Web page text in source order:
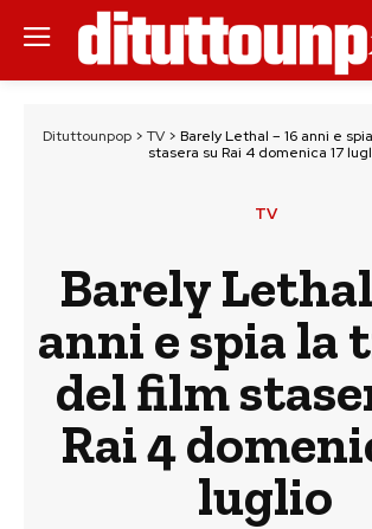
Dituttounpop > TV > Barely Lethal – 16 anni e
stasera su Rai 4 domenica 17
TV
Barely Lethal
anni e spia la
del film
Rai 4
luglio